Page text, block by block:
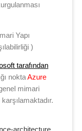
Yapı
)
tarafından
noktaAzure
mimari